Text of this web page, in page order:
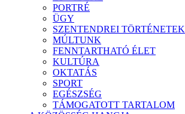
PORTRÉ
ÜGY
SZENTENDREI TÖRTÉNETEK
MÚLTUNK
FENNTARTHATÓ ÉLET
KULTÚRA
OKTATÁS
SPORT
EGÉSZSÉG
TÁMOGATOTT TARTALOM